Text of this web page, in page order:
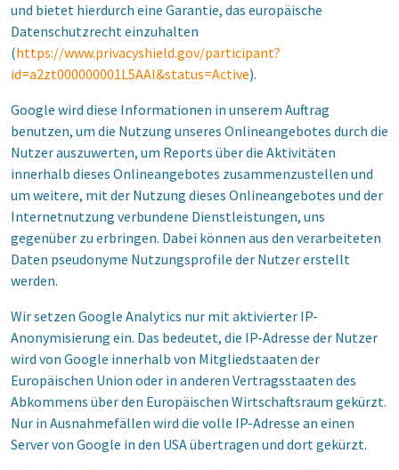
und bietet hierdurch eine Garantie, das europäische
Datenschutzrecht einzuhalten
(https://www.privacyshield.gov/participant?
id=a2zt000000001L5AAI&status=Active).
Google wird diese Informationen in unserem Auftrag
benutzen, um die Nutzung unseres Onlineangebotes durch die
Nutzer auszuwerten, um Reports über die Aktivitäten
innerhalb dieses Onlineangebotes zusammenzustellen und
um weitere, mit der Nutzung dieses Onlineangebotes und der
Internetnutzung verbundene Dienstleistungen, uns
gegenüber zu erbringen. Dabei können aus den verarbeiteten
Daten pseudonyme Nutzungsprofile der Nutzer erstellt
werden.
Wir setzen Google Analytics nur mit aktivierter IP-
Anonymisierung ein. Das bedeutet, die IP-Adresse der Nutzer
wird von Google innerhalb von Mitgliedstaaten der
Europäischen Union oder in anderen Vertragsstaaten des
Abkommens über den Europäischen Wirtschaftsraum gekürzt.
Nur in Ausnahmefällen wird die volle IP-Adresse an einen
Server von Google in den USA übertragen und dort gekürzt.